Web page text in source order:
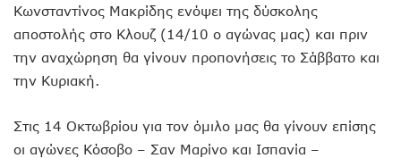
Κωνσταντίνος Μακρίδης ενόψει της δύσκολης
αποστολής στο Κλουζ (14/10 ο αγώνας μας) και πριν
την αναχώρηση θα γίνουν προπονήσεις το Σάββατο και
την Κυριακή.
Στις 14 Οκτωβρίου για τον όμιλο μας θα γίνουν επίσης
οι αγώνες Κόσοβο – Σαν Μαρίνο και Ισπανία –